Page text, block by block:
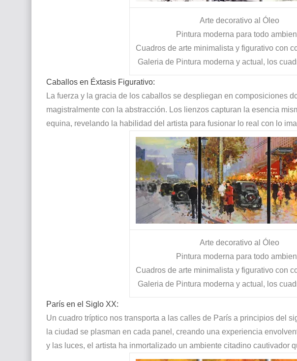
Arte decorativo al Óleo
Pintura moderna para todo
Cuadros de arte minimalista y figurativo con
Galeria de Pintura moderna y actual, los
Caballos en Éxtasis Figurativo:
La fuerza y la gracia de los caballos se despliegan en composiciones
magistralmente con la abstracción. Los lienzos capturan la esencia
equina, revelando la habilidad del artista para fusionar lo real con lo
Arte decorativo al Óleo
Pintura moderna para todo
Cuadros de arte minimalista y figurativo con
Galeria de Pintura moderna y actual, los
París en el Siglo XX:
Un cuadro tríptico nos transporta a las calles de París a principios del
la ciudad se plasman en cada panel, creando una experiencia
y las luces, el artista ha inmortalizado un ambiente citadino cautivador